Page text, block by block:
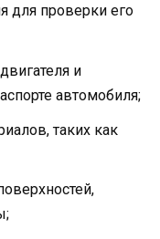
для проверки его
и
автомобиля;
таких как